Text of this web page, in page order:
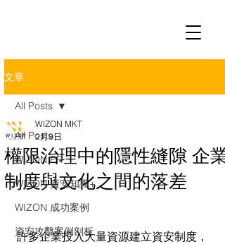
文章
All Posts
WIZON PR
WIZON 資安知識+
WIZON 成功案例
資安攻擊案例剖析
All Posts
權限治理中的隱性縫隙 企業
制度與文化之間的落差
WIZON MKT
2月9日
許多企業投入大量資源建立資安制度，